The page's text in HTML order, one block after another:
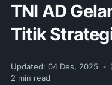
TNI AD
Titik
Updated: 04 Des, 2025 •
2 min read